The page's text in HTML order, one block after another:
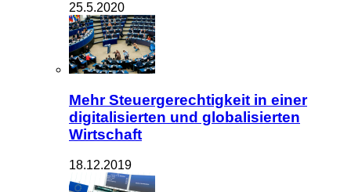
25.5.2020
Mehr Steuergerechtigkeit in einer
digitalisierten und globalisierten
Wirtschaft
18.12.2019